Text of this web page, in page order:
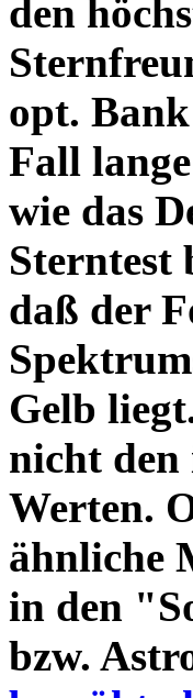
den
opt.
Fall
wie das
Sterntest
daß der
Gelb
nicht
Werten.
ähnliche
in den
bzw.